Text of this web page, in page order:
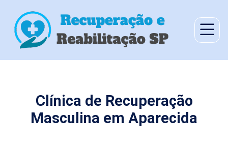
Clínica de Recuperação
Masculina em Aparecida